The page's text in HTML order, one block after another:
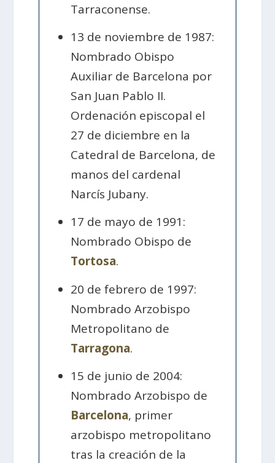
Tarraconense.
13 de noviembre de 1987:
Nombrado Obispo
Auxiliar de Barcelona por
San Juan Pablo II.
Ordenación episcopal el
27 de diciembre en la
Catedral de Barcelona, de
manos del cardenal
Narcís Jubany.
17 de mayo de 1991:
Nombrado Obispo de
Tortosa.
20 de febrero de 1997:
Nombrado Arzobispo
Metropolitano de
Tarragona.
15 de junio de 2004:
Nombrado Arzobispo de
Barcelona, primer
arzobispo metropolitano
tras la creación de la